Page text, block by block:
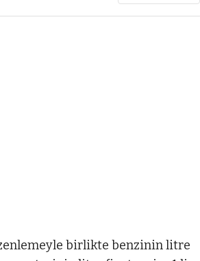
birlikte benzinin litre